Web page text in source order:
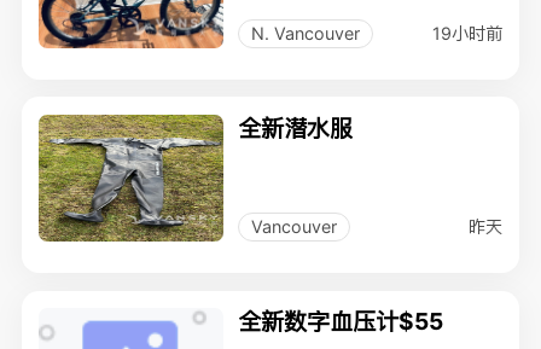
N. Vancouver 19小时前
全新潜水服
Vancouver 昨天
全新数字血压计$55